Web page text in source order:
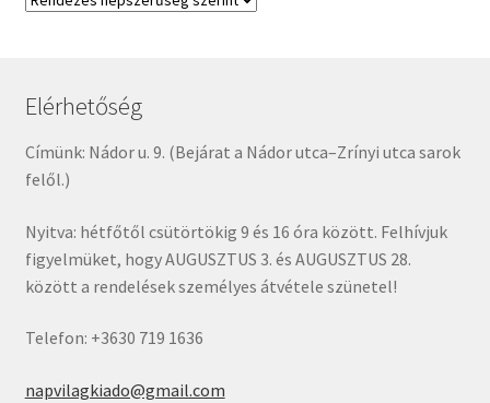
Elérhetőség
Címünk: Nádor u. 9. (Bejárat a Nádor utca–Zrínyi utca sarok
felől.)
Nyitva: hétfőtől csütörtökig 9 és 16 óra között. Felhívjuk
figyelmüket, hogy AUGUSZTUS 3. és AUGUSZTUS 28.
között a rendelések személyes átvétele szünetel!
Telefon: +3630 719 1636
napvilagkiado@gmail.com